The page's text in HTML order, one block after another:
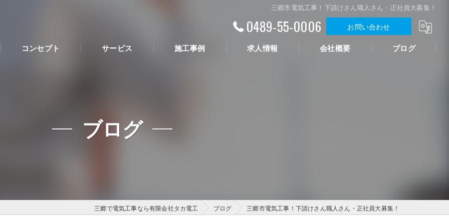
三郷市電気工事！下請けさん職人さん・正社員大募集！
0489-55-0006 お問い合わせ
コンセプト サービス 施工事例 求人情報 会社概要 ブログ
ブログ
三郷で電気工事なら有限会社タカ電工 ブログ 三郷市電気工事！下請けさん職人さん・正社員大募集！